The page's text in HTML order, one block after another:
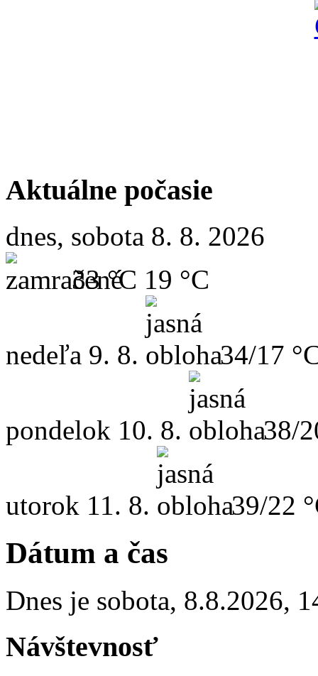
Aktuálne počasie
dnes, sobota 8. 8. 2026
33 °C 19 °C
nedeľa 9. 8. 34/17
pondelok 10. 8. 38/
utorok 11. 8. 39/22
Dátum a čas
Dnes je sobota, 8.8.2026,
Návštevnosť